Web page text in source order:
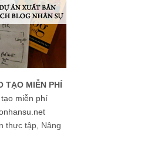
TẠO MIỄN PHÍ
miễn phí
thực tập, Nâng